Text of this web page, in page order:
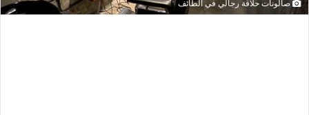
صالونات حلاقة رجالي في الطائف